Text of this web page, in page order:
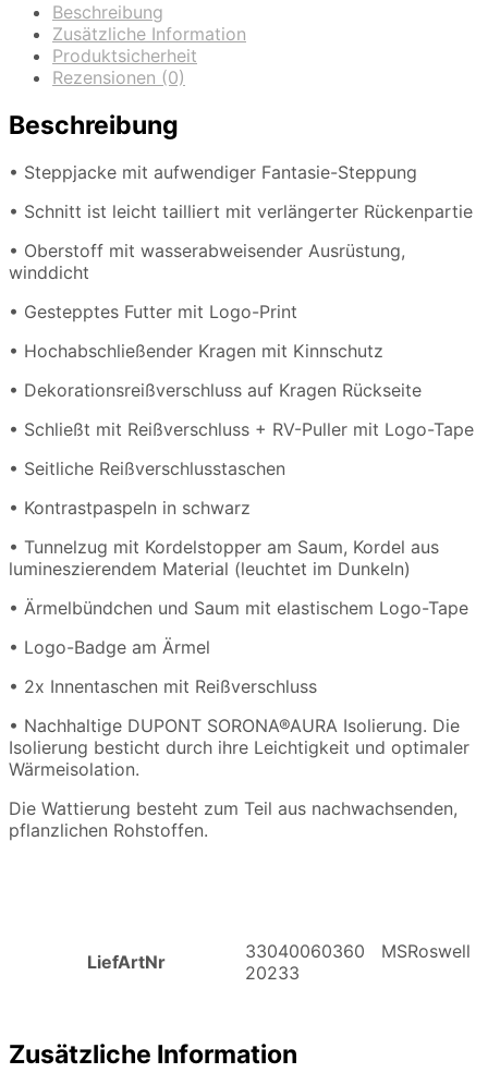
Beschreibung
Zusätzliche Information
Produktsicherheit
Rezensionen (0)
Beschreibung
• Steppjacke mit aufwendiger Fantasie-Steppung
• Schnitt ist leicht tailliert mit verlängerter Rückenpartie
• Oberstoff mit wasserabweisender Ausrüstung,
winddicht
• Gestepptes Futter mit Logo-Print
• Hochabschließender Kragen mit Kinnschutz
• Dekorationsreißverschluss auf Kragen Rückseite
• Schließt mit Reißverschluss + RV-Puller mit Logo-Tape
• Seitliche Reißverschlusstaschen
• Kontrastpaspeln in schwarz
• Tunnelzug mit Kordelstopper am Saum, Kordel aus
lumineszierendem Material (leuchtet im Dunkeln)
• Ärmelbündchen und Saum mit elastischem Logo-Tape
• Logo-Badge am Ärmel
• 2x Innentaschen mit Reißverschluss
• Nachhaltige DUPONT SORONA®AURA Isolierung. Die
Isolierung besticht durch ihre Leichtigkeit und optimaler
Wärmeisolation.
Die Wattierung besteht zum Teil aus nachwachsenden,
pflanzlichen Rohstoffen.
LiefArtNr
33040060360 MSRoswell
20233
Zusätzliche Information